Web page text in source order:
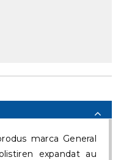
marca General
expandat au